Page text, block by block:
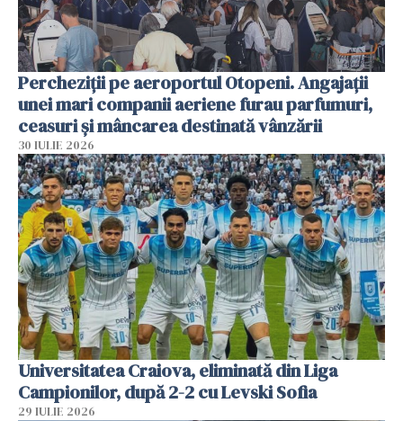
Percheziții pe aeroportul Otopeni. Angajații
unei mari companii aeriene furau parfumuri,
ceasuri și mâncarea destinată vânzării
30 IULIE 2026
Universitatea Craiova, eliminată din Liga
Campionilor, după 2-2 cu Levski Sofia
29 IULIE 2026